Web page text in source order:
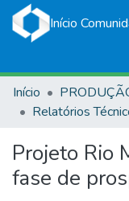
Início
Início
Relatórios
Projeto Rio
fase de